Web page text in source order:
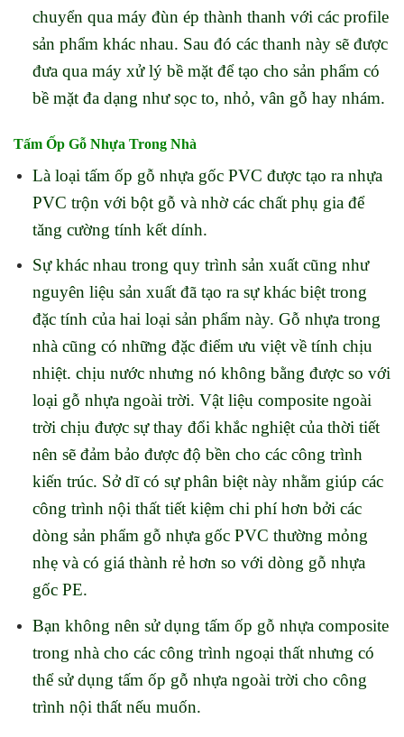
chuyển qua máy đùn ép thành thanh với các profile
sản phẩm khác nhau. Sau đó các thanh này sẽ được
đưa qua máy xử lý bề mặt để tạo cho sản phẩm có
bề mặt đa dạng như sọc to, nhỏ, vân gỗ hay nhám.
Tấm Ốp Gỗ Nhựa Trong Nhà
Là loại tấm ốp gỗ nhựa gốc PVC được tạo ra nhựa
PVC trộn với bột gỗ và nhờ các chất phụ gia để
tăng cường tính kết dính.
Sự khác nhau trong quy trình sản xuất cũng như
nguyên liệu sản xuất đã tạo ra sự khác biệt trong
đặc tính của hai loại sản phẩm này. Gỗ nhựa trong
nhà cũng có những đặc điểm ưu việt về tính chịu
nhiệt. chịu nước nhưng nó không bằng được so với
loại gỗ nhựa ngoài trời. Vật liệu composite ngoài
trời chịu được sự thay đổi khắc nghiệt của thời tiết
nên sẽ đảm bảo được độ bền cho các công trình
kiến trúc. Sở dĩ có sự phân biệt này nhằm giúp các
công trình nội thất tiết kiệm chi phí hơn bởi các
dòng sản phẩm gỗ nhựa gốc PVC thường mỏng
nhẹ và có giá thành rẻ hơn so với dòng gỗ nhựa
gốc PE.
Bạn không nên sử dụng tấm ốp gỗ nhựa composite
trong nhà cho các công trình ngoại thất nhưng có
thể sử dụng tấm ốp gỗ nhựa ngoài trời cho công
trình nội thất nếu muốn.